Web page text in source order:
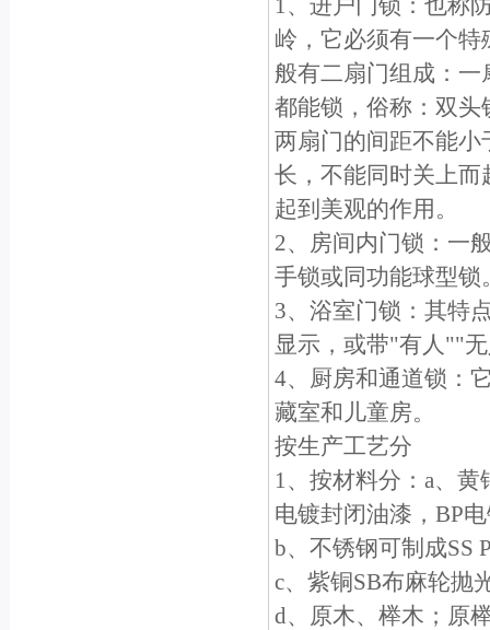
1、进户门锁：也称
岭，它必须有一个
般有二扇门组成：
都能锁，俗称：双
两扇门的间距不能小
长，不能同时关上
起到美观的作用。
2、房间内门锁：一
手锁或同功能球型锁
3、浴室门锁：其特
显示，或带"有人""
4、厨房和通道锁：
藏室和儿童房。
按生产工艺分
1、按材料分：a、
电镀封闭油漆，BP
b、不锈钢可制成SS
c、紫铜SB布麻轮抛
d、原木、榉木；原